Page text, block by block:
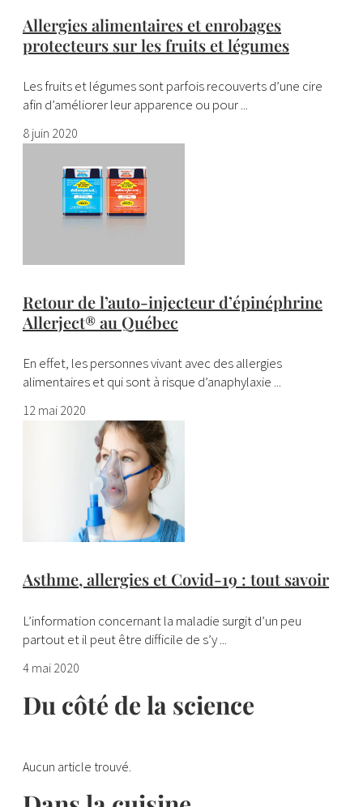
Allergies alimentaires et enrobages
protecteurs sur les fruits et légumes
Les fruits et légumes sont parfois recouverts d’une cire
afin d’améliorer leur apparence ou pour ...
8 juin 2020
Retour de l’auto-injecteur d’épinéphrine
Allerject® au Québec
En effet, les personnes vivant avec des allergies
alimentaires et qui sont à risque d’anaphylaxie ...
12 mai 2020
Asthme, allergies et Covid-19 : tout savoir
L’information concernant la maladie surgit d’un peu
partout et il peut être difficile de s’y ...
4 mai 2020
Du côté de la science
Aucun article trouvé.